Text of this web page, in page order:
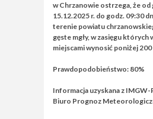
w Chrzanowie ostrzega, że od
15.12.2025 r. do godz. 09:30
terenie powiatu
gęste mgły, w zasięgu których
miejscami wynosić poniżej 200
Prawdopodobieństwo: 80%
Informacja uzyskana z
Biuro Prognoz